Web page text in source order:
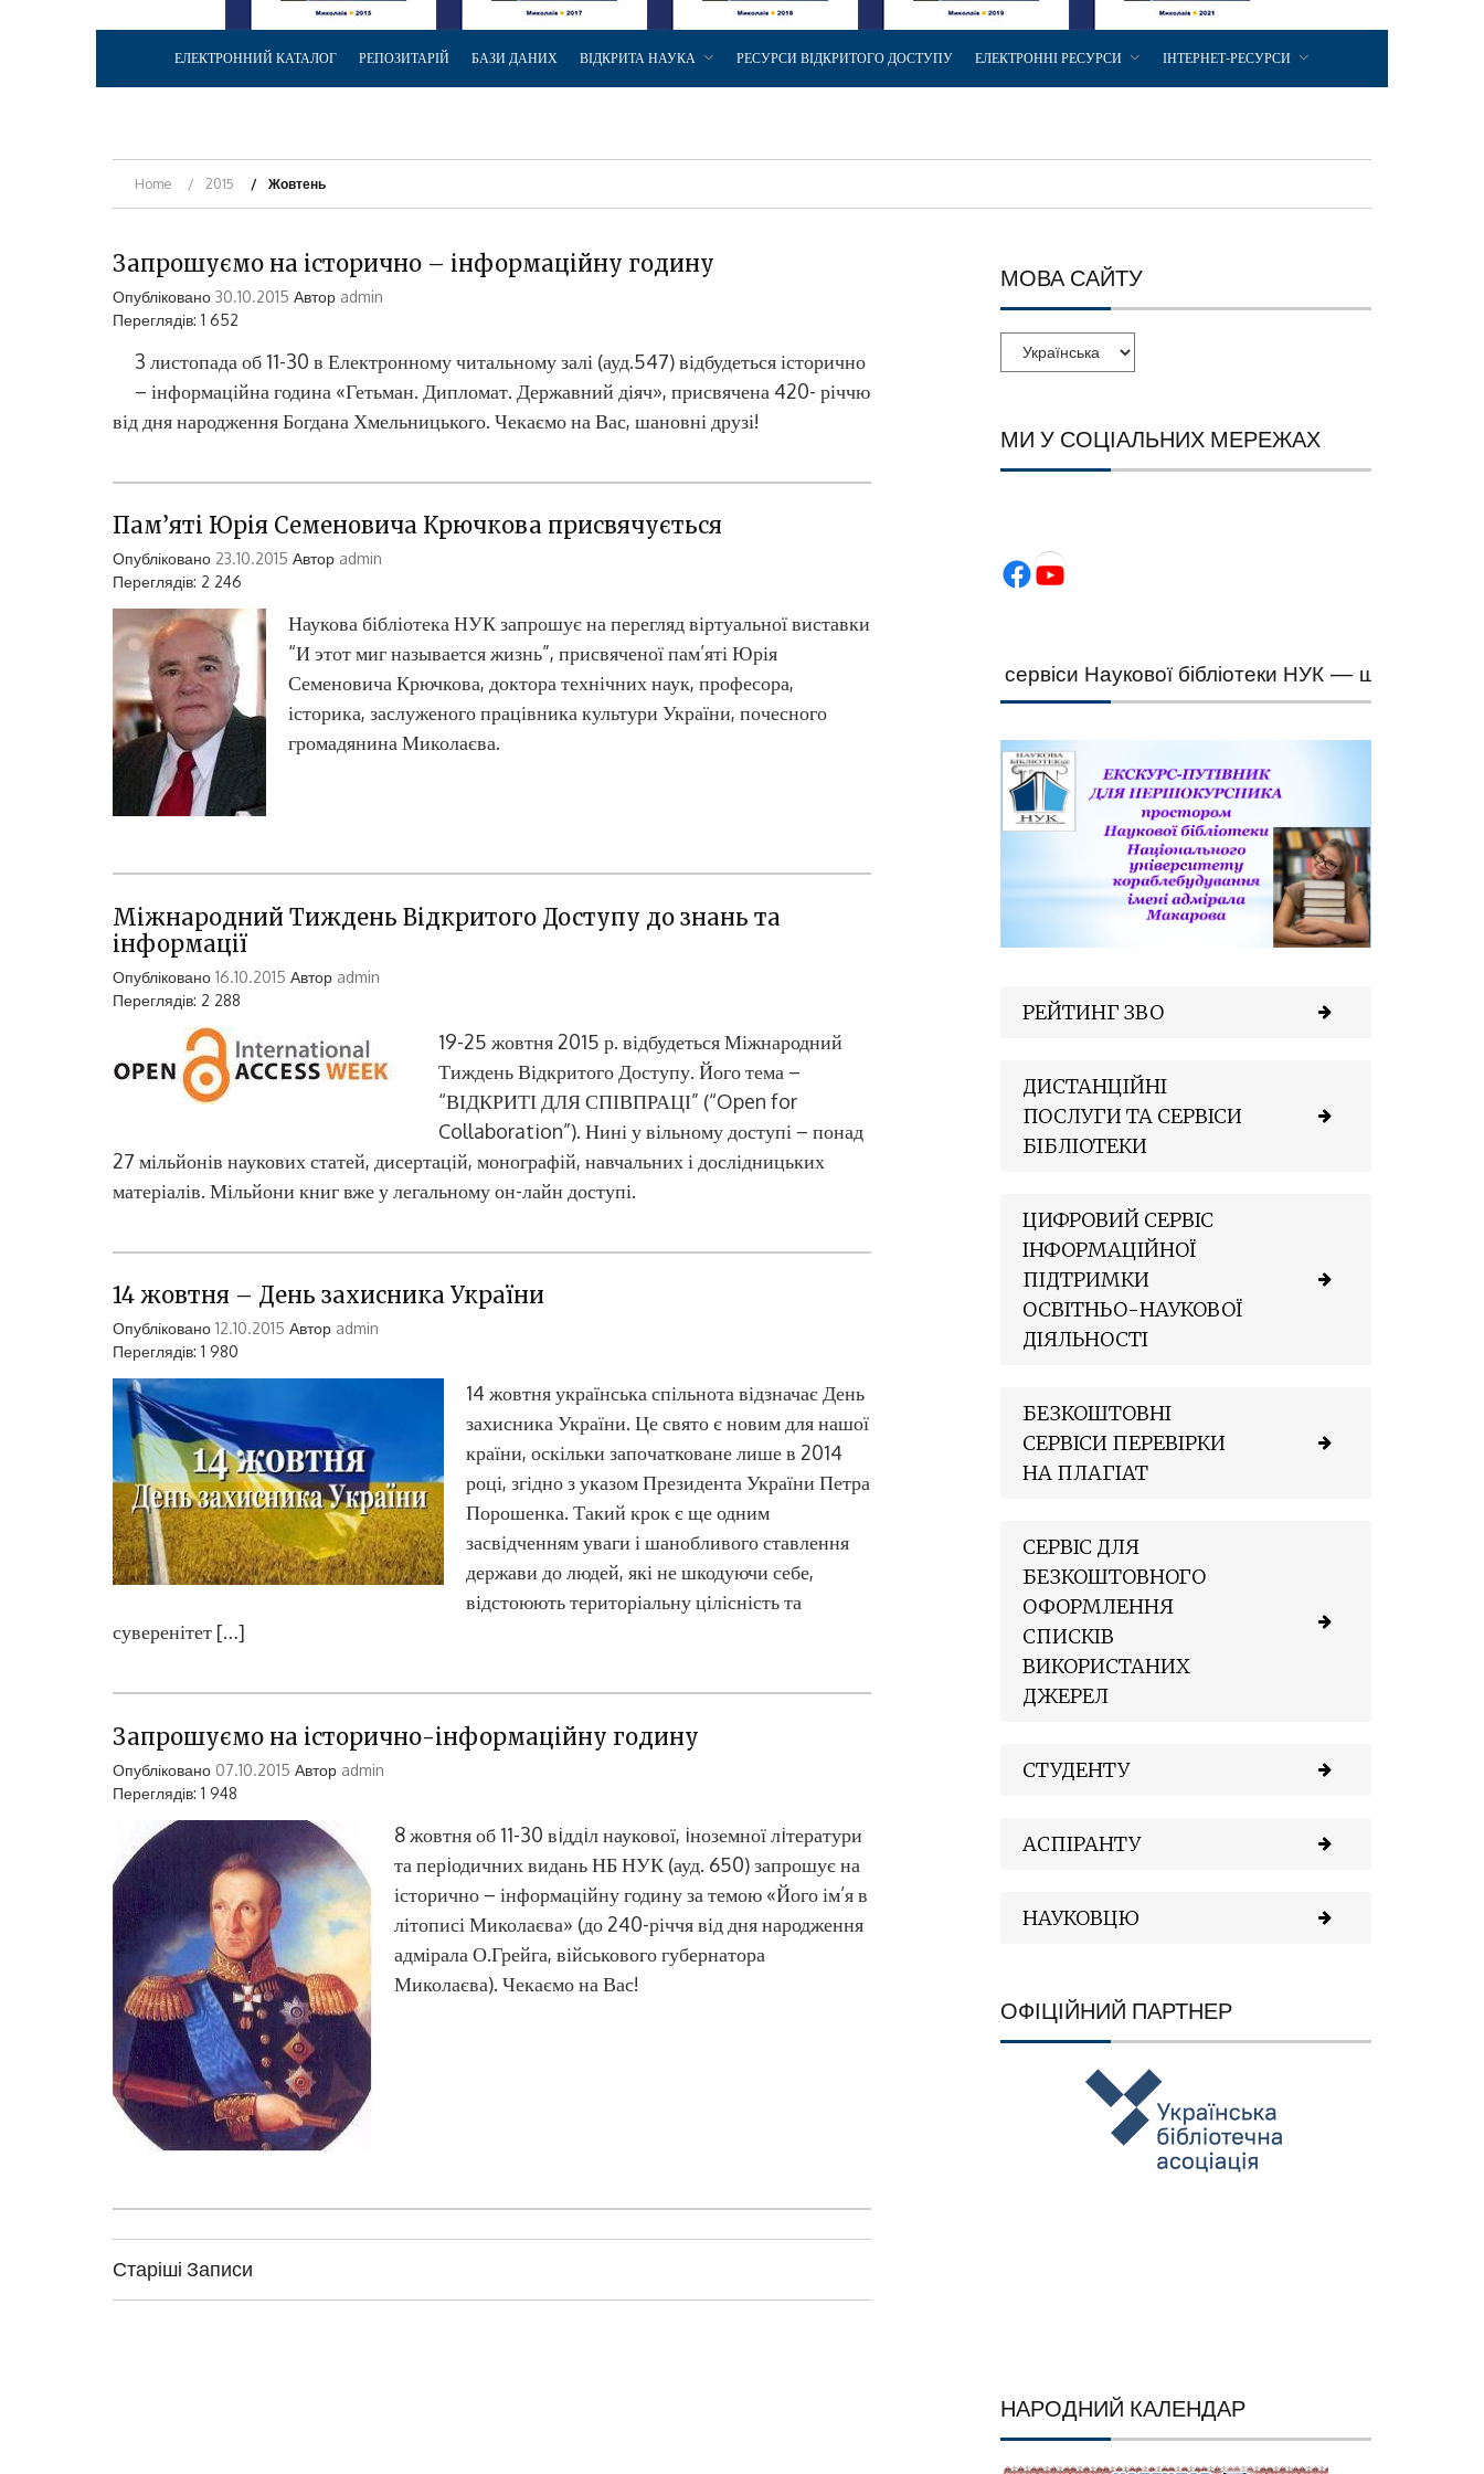
ЕЛЕКТРОННИЙ КАТАЛОГ РЕПОЗИТАРІЙ БАЗИ ДАНИХ ВІДКРИТА НАУКА РЕСУРСИ ВІДКРИТОГО ДОСТУПУ ЕЛЕКТРОННІ РЕСУРСИ ІНТЕРНЕТ-РЕСУРСИ
Home 2015 Жовтень
Запрошуємо на історично – інформаційну годину
Опубліковано 30.10.2015 Автор admin
Переглядів: 1 652
3 листопада об 11-30 в Електронному читальному залі (ауд.547) відбудеться історично
– інформаційна година «Гетьман. Дипломат. Державний діяч», присвячена 420- річчю
від дня народження Богдана Хмельницького. Чекаємо на Вас, шановні друзі!
Пам’яті Юрія Семеновича Крючкова присвячується
Опубліковано 23.10.2015 Автор admin
Переглядів: 2 246
Наукова бібліотека НУК запрошує на перегляд віртуальної виставки
“И этот миг называется жизнь”, присвяченої пам’яті Юрія
Семеновича Крючкова, доктора технічних наук, професора,
історика, заслуженого працівника культури України, почесного
громадянина Миколаєва.
Міжнародний Тиждень Відкритого Доступу до знань та
інформації
Опубліковано 16.10.2015 Автор admin
Переглядів: 2 288
19-25 жовтня 2015 р. відбудеться Міжнародний
Тиждень Відкритого Доступу. Його тема –
“ВІДКРИТІ ДЛЯ СПІВПРАЦІ” (“Open for
Collaboration”). Нині у вільному доступі – понад
27 мільйонів наукових статей, дисертацій, монографій, навчальних і дослідницьких
матеріалів. Мільйони книг вже у легальному он-лайн доступі.
14 жовтня – День захисника України
Опубліковано 12.10.2015 Автор admin
Переглядів: 1 980
14 жовтня українська спільнота відзначає День
захисника України. Це свято є новим для нашої
країни, оскільки започатковане лише в 2014
році, згідно з указом Президента України Петра
Порошенка. Такий крок є ще одним
засвідченням уваги і шанобливого ставлення
держави до людей, які не шкодуючи себе,
відстоюють територіальну цілісність та
суверенітет […]
Запрошуємо на історично-інформаційну годину
Опубліковано 07.10.2015 Автор admin
Переглядів: 1 948
8 жовтня об 11-30 вiддiл наукової, iноземної лiтератури
та перiодичних видань НБ НУК (ауд. 650) запрошує на
історично – інформаційну годину за темою «Його ім’я в
літописі Миколаєва» (до 240-річчя від дня народження
адмірала О.Грейга, військового губернатора
Миколаєва). Чекаємо на Вас!
Н
а
Старіші Записи
МОВА САЙТУ
МИ У СОЦІАЛЬНИХ МЕРЕЖАХ
Facebook YouTube
Цифрові сервіси Наукової бібліотеки НУК — швидкий
РЕЙТИНГ ЗВО
ДИСТАНЦІЙНІ
ПОСЛУГИ ТА СЕРВІСИ
БІБЛІОТЕКИ
ЦИФРОВИЙ СЕРВІС
ІНФОРМАЦІЙНОЇ
ПІДТРИМКИ
ОСВІТНЬО-НАУКОВОЇ
ДІЯЛЬНОСТІ
БЕЗКОШТОВНІ
СЕРВІСИ ПЕРЕВІРКИ
НА ПЛАГІАТ
СЕРВІС ДЛЯ
БЕЗКОШТОВНОГО
ОФОРМЛЕННЯ
СПИСКІВ
ВИКОРИСТАНИХ
ДЖЕРЕЛ
СТУДЕНТУ
АСПІРАНТУ
НАУКОВЦЮ
ОФІЦІЙНИЙ ПАРТНЕР
НАРОДНИЙ КАЛЕНДАР